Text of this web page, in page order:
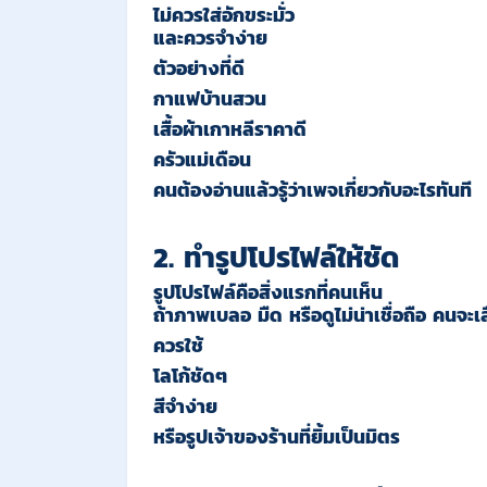
ไม่ควรใส่อักขระมั่ว
และควรจำง่าย
ตัวอย่างที่ดี
กาแฟบ้านสวน
เสื้อผ้าเกาหลีราคาดี
ครัวแม่เดือน
คนต้องอ่านแล้วรู้ว่าเพจเกี่ยวกับอะไรทันที
2. ทำรูปโปรไฟล์ให้ชัด
รูปโปรไฟล์คือสิ่งแรกที่คนเห็น
ถ้าภาพเบลอ มืด หรือดูไม่น่าเชื่อถือ คนจะ
ควรใช้
โลโก้ชัดๆ
สีจำง่าย
หรือรูปเจ้าของร้านที่ยิ้มเป็นมิตร